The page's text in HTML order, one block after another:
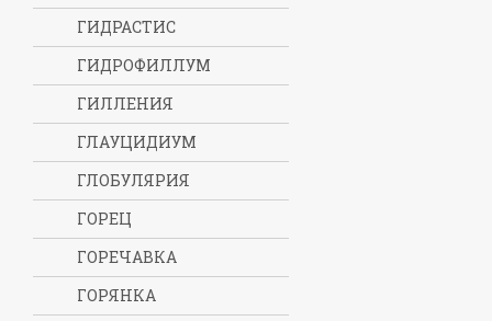
ГИДРАСТИС
ГИДРОФИЛЛУМ
ГИЛЛЕНИЯ
ГЛАУЦИДИУМ
ГЛОБУЛЯРИЯ
ГОРЕЦ
ГОРЕЧАВКА
ГОРЯНКА